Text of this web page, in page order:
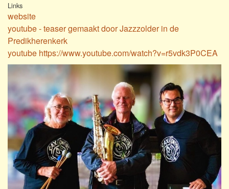
Links
website
youtube - teaser gemaakt door Jazzzolder in de
Predikherenkerk
youtube https://www.youtube.com/watch?v=r5vdk3P0CEA